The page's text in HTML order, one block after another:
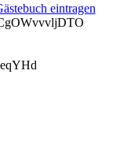
eintragen